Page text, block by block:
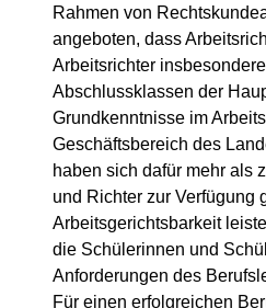
Rahmen von
angeboten, dass
Arbeitsrichter
Abschlussklassen der
Grundkenntnisse im
Geschäftsbereich des
haben sich dafür mehr als
und Richter zur Verfügung
Arbeitsgerichtsbarkeit
die Schülerinnen und
Anforderungen des
Für einen erfolgreichen